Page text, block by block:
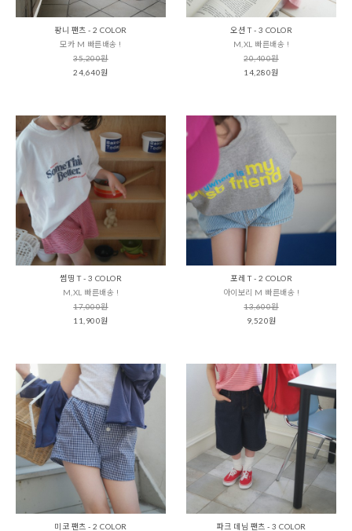
팡니 팬츠 - 2 COLOR
모카 M 빠른배송 !
35,200원
24,640원
오션 T - 3 COLOR
M,XL 빠른배송 !
20,400원
14,280원
썸띵 T - 3 COLOR
M,XL 빠른배송 !
17,000원
11,900원
포레 T - 2 COLOR
아이보리 M 빠른배송 !
13,600원
9,520원
미코 팬츠 - 2 COLOR
파크 데님 팬츠 - 3 COLOR